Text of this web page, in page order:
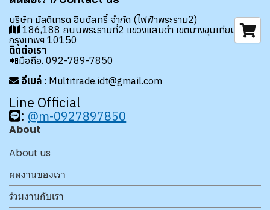
บริษัท มัลติเทรด อินดัสทรี้ จำกัด (ไฟฟ้าพระราม2)
186,188 ถนนพระรามที่2 แขวงแสมดำ เขตบางขุนเทียน
กรุงเทพฯ 10150
ติดต่อเรา
📲มือถือ. 092-789-7850
อีเมล์ : Multitrade.idt@gmail.com
Line Official
: @m-0927897850
About
About us
ผลงานของเรา
ร่วมงานกับเรา